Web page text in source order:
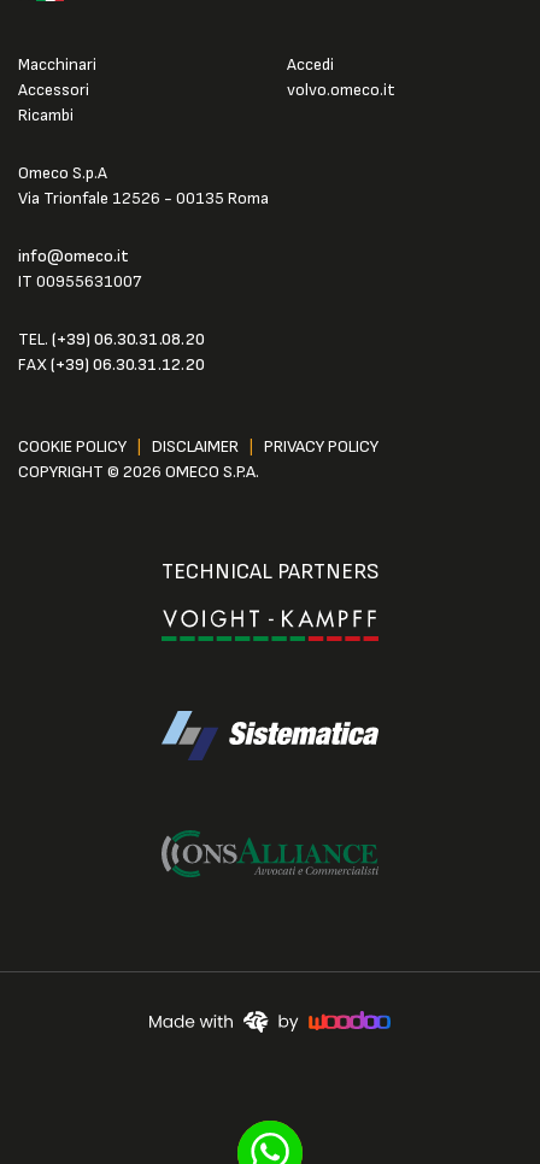
Omeco S.p.A
Via Trionfale 12526 - 00135 Roma
info@omeco.it
IT 00955631007
TEL. (+39) 06.30.31.08.20
FAX(+39) 06.30.31.12.20
Macchinari
Accessori
Ricambi
Accedi
volvo.omeco.it
COOKIE POLICY DISCLAIMER
PRIVACY POLICY
COPYRIGHT © 2026 OMECO S.P.A.
TECHNICAL PARTNERS